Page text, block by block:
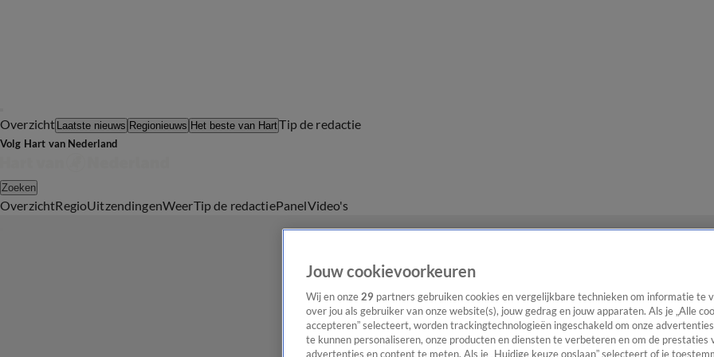
Overzicht Laatste nieuws Regionieuws Het beste van HartTip de redactie
Volg Hart van Nederland
Zoeken
OverzichtRegioUitzendingenWeerTip de redactiePanelVideo's
Jouw cookievoorkeuren
Wij en onze 29 partners gebruiken cookies en vergelijkbare technieken om informatie te
over jou als gebruiker van onze website(s), jouw gedrag en jouw apparaten. Als je „Alle
accepteren” selecteert, worden trackingtechnologieën ingeschakeld om onze
te kunnen personaliseren, onze producten en diensten te verbeteren en om de prestaties
advertenties en content te meten. Als je „Huidige keuze opslaan” selecteert of je